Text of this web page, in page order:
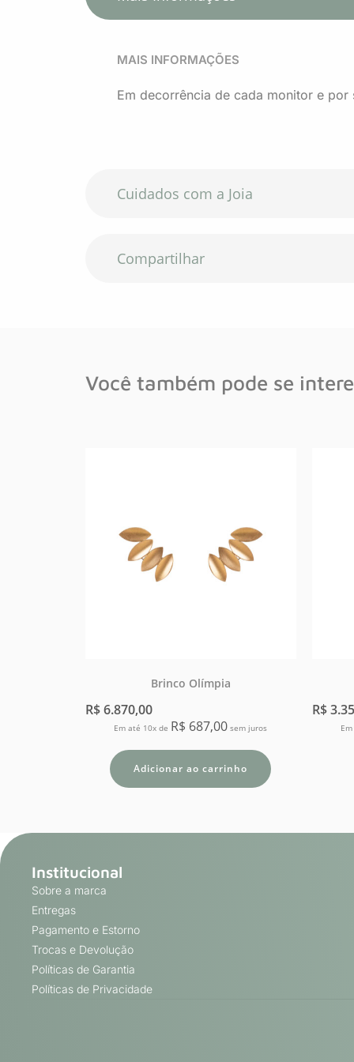
MAIS INFORMAÇÕES​
Em decorrência de cada monitor e
Cuidados com a Joia
Compartilhar
Você também pode se
Brinco Olímpia
R$6.870,00
Em até 10x de R$ 687,00 sem juros
Adicionar ao carrinho
R$
Institucional
Sobre a marca
Entregas
Pagamento e Estorno
Trocas e Devolução
Políticas de Garantia
Políticas de Privacidade